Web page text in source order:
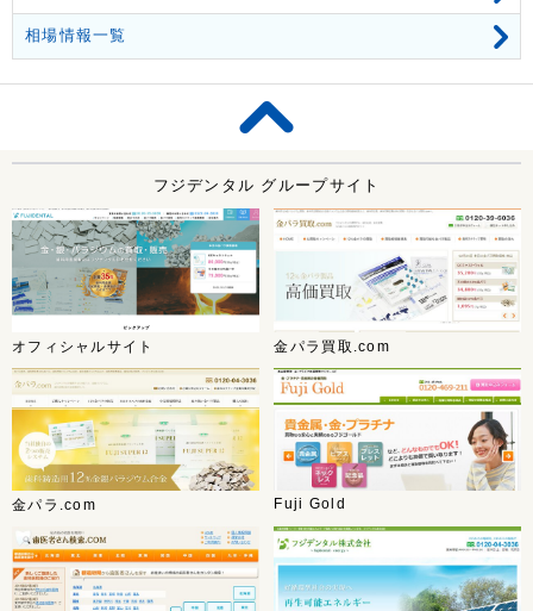
相場情報一覧
フジデンタル グループサイト
オフィシャルサイト 金パラ買取.com
金パラ.com Fuji Gold